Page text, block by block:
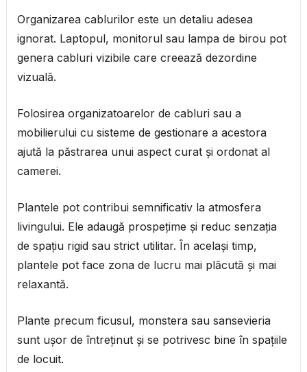
Organizarea cablurilor este un detaliu adesea
ignorat. Laptopul, monitorul sau lampa de birou pot
genera cabluri vizibile care creează dezordine
vizuală.
Folosirea organizatoarelor de cabluri sau a
mobilierului cu sisteme de gestionare a acestora
ajută la păstrarea unui aspect curat și ordonat al
camerei.
Plantele pot contribui semnificativ la atmosfera
livingului. Ele adaugă prospețime și reduc senzația
de spațiu rigid sau strict utilitar. În același timp,
plantele pot face zona de lucru mai plăcută și mai
relaxantă.
Plante precum ficusul, monstera sau sansevieria
sunt ușor de întreținut și se potrivesc bine în spațiile
de locuit.